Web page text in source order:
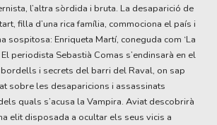
l’altra sòrdida i bruta. La desaparició de
filla d’una rica família, commociona el país i
sospitosa: Enriqueta Martí, coneguda com ‘La
periodista Sebastià Comas s’endinsarà en el
i secrets del barri del Raval, on sap
sobre les desaparicions i assassinats
quals s’acusa la Vampira. Aviat descobrirà
elit disposada a ocultar els seus vicis a